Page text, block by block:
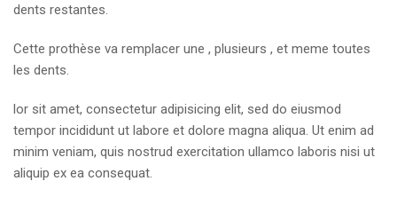
dents restantes.
Cette prothèse va remplacer une , plusieurs , et meme toutes
les dents.
lor sit amet, consectetur adipisicing elit, sed do eiusmod
tempor incididunt ut labore et dolore magna aliqua. Ut enim ad
minim veniam, quis nostrud exercitation ullamco laboris nisi ut
aliquip ex ea consequat.